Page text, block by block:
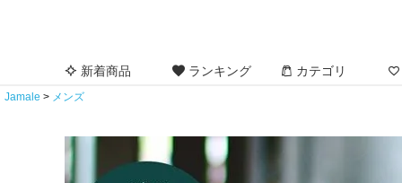
新着商品 ランキング カテゴリ
Jamale メンズ